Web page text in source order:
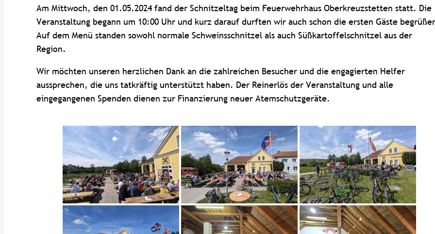
Am Mittwoch, den 01.05.2024 fand der Schnitzeltag beim Feuerwehrhaus Oberkreuzstetten statt. Die
Veranstaltung begann um 10:00 Uhr und kurz darauf durften wir auch schon die ersten Gäste
Auf dem Menü standen sowohl normale Schweinsschnitzel als auch Süßkartoffelschnitzel aus der
Region.
Wir möchten unseren herzlichen Dank an die zahlreichen Besucher und die engagierten Helfer
aussprechen, die uns tatkräftig unterstützt haben. Der Reinerlös der Veranstaltung und alle
eingegangenen Spenden dienen zur Finanzierung neuer Atemschutzgeräte.